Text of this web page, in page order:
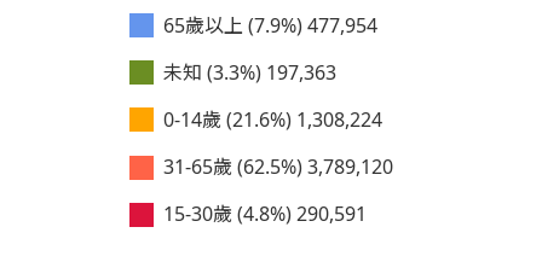
65歲以上 (7.9%) 477,954
未知 (3.3%) 197,363
0-14歲 (21.6%) 1,308,224
31-65歲 (62.5%) 3,789,120
15-30歲 (4.8%) 290,591